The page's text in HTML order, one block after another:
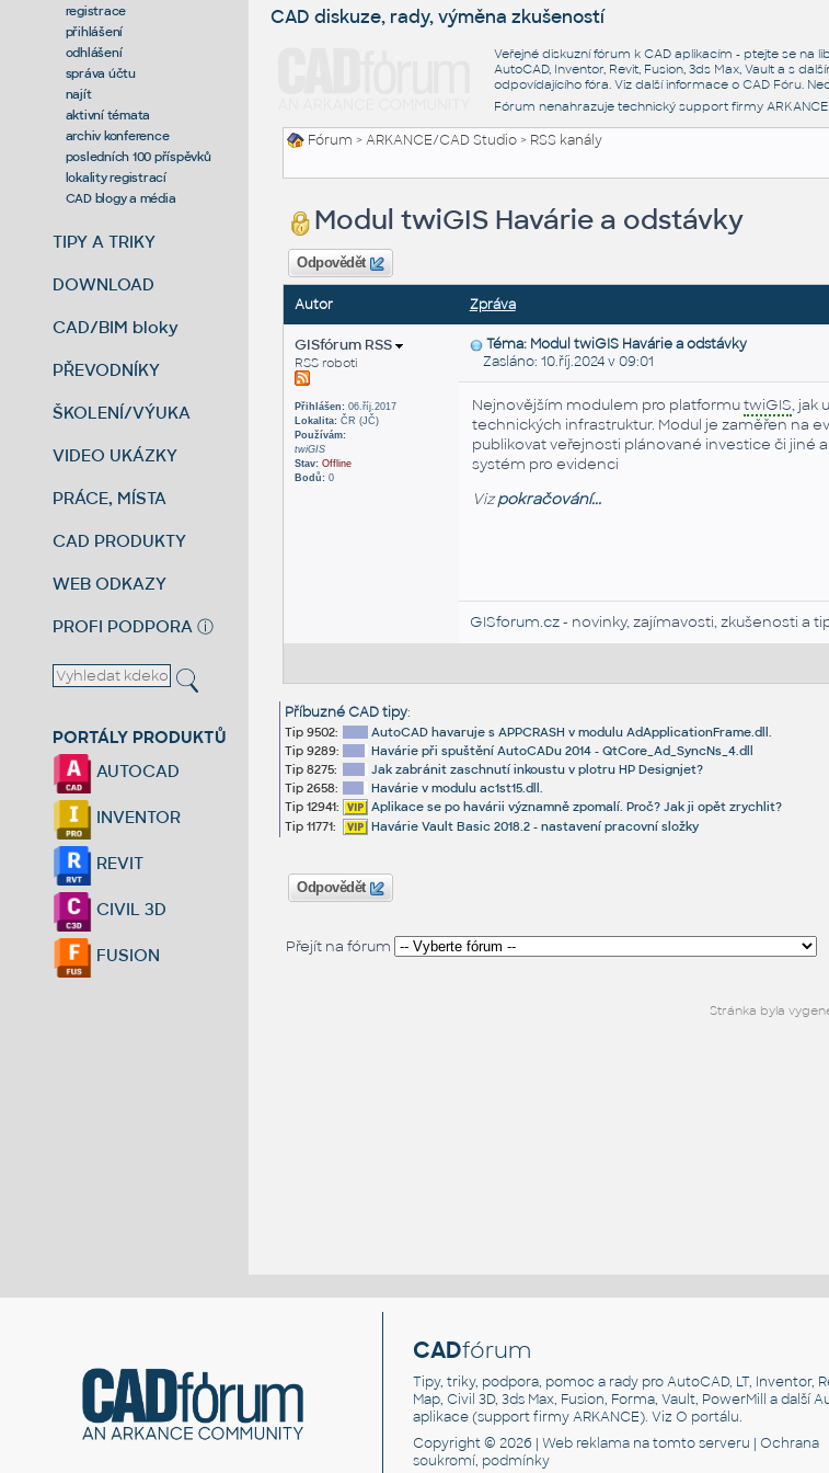
registrace
přihlášení
odhlášení
správa účtu
najít
aktivní témata
archiv konference
posledních 100 příspěvků
lokality registrací
CAD blogy a média
TIPY A TRIKY
DOWNLOAD
CAD/BIM bloky
PŘEVODNÍKY
ŠKOLENÍ/VÝUKA
VIDEO UKÁZKY
PRÁCE, MÍSTA
CAD PRODUKTY
WEB ODKAZY
PROFI PODPORA ⓘ
PORTÁLY PRODUKTŮ
AUTOCAD
INVENTOR
REVIT
CIVIL 3D
FUSION
CAD diskuze, rady, výměna zkušeností
Veřejné diskuzní fórum k CAD aplikacím - ptejte se na
AutoCAD, Inventor, Revit, Fusion, 3ds Max, Vault a s
odpovídajícího fóra. Viz další informace o CAD Fóru.
Fórum nenahrazuje technický support firmy
Fórum >ARKANCE/CAD Studio> RSS kanály
Modul twiGIS Havárie a odstávky
Odpovědět
Autor Zpráva
GISfórum RSS
RSS roboti
Přihlášen:06.říj.2017
Lokalita:ČR (JČ)
Používám:
twiGIS
Stav: Offline
Bodů:0
Téma: Modul twiGIS Havárie a odstávky
Zasláno: 10.říj.2024 v 09:01
Nejnovějším modulem pro platformutwiGIS, jak
technických infrastruktur. Modul je zaměřen na
publikovat veřejnosti plánované investice či jiné
systém pro evidenci
Vizpokračování...
GISforum.cz- novinky, zajímavosti, zkušenosti a
Příbuzné CAD tipy:
Tip 9502:
AutoCAD havaruje s APPCRASH v modulu AdApplicationFrame.dll.
Tip 9289:
Havárie při spuštění AutoCADu 2014 - QtCore_Ad_SyncNs_4.dll
Tip 8275:
Jak zabránit zaschnutí inkoustu v plotru HP Designjet?
Tip 2658:
Havárie v modulu ac1st15.dll.
Tip 12941:
Aplikace se po havárii významně zpomalí. Proč? Jak ji opět zrychlit?
Tip 11771:
Havárie Vault Basic 2018.2 - nastavení pracovní složky
Odpovědět
Přejít na fórum
Stránka byla
CADfórum
Tipy, triky, podpora, pomoc a rady pro AutoCAD, LT, Inventor,
Map, Civil 3D, 3ds Max, Fusion, Forma, Vault, PowerMill a další
aplikace (support firmy ARKANCE). VizO portálu.
Copyright © 2026 |Web reklama na tomto serveru |Ochrana
soukromí, podmínky